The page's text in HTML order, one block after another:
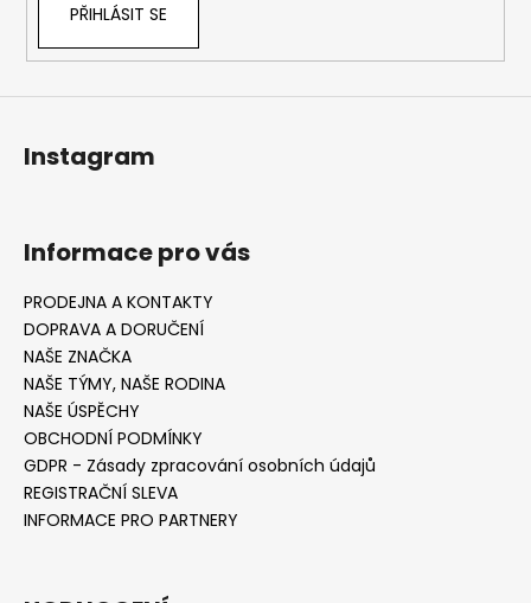
PŘIHLÁSIT SE
Instagram
Informace pro vás
PRODEJNA A KONTAKTY
DOPRAVA A DORUČENÍ
NAŠE ZNAČKA
NAŠE TÝMY, NAŠE RODINA
NAŠE ÚSPĚCHY
OBCHODNÍ PODMÍNKY
GDPR - Zásady zpracování osobních údajů
REGISTRAČNÍ SLEVA
INFORMACE PRO PARTNERY